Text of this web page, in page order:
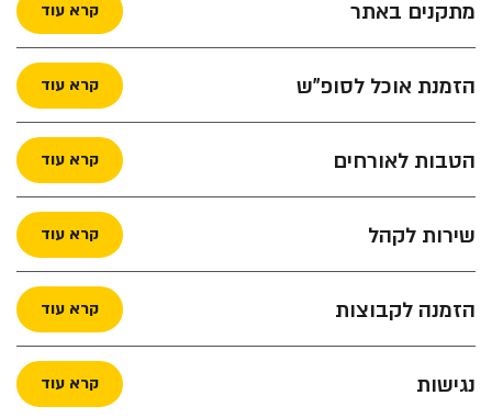
מתקנים באתר קרא עוד
הזמנת אוכל לסופ"ש קרא עוד
הטבות לאורחים קרא עוד
שירות לקהל קרא עוד
הזמנה לקבוצות קרא עוד
נגישות קרא עוד